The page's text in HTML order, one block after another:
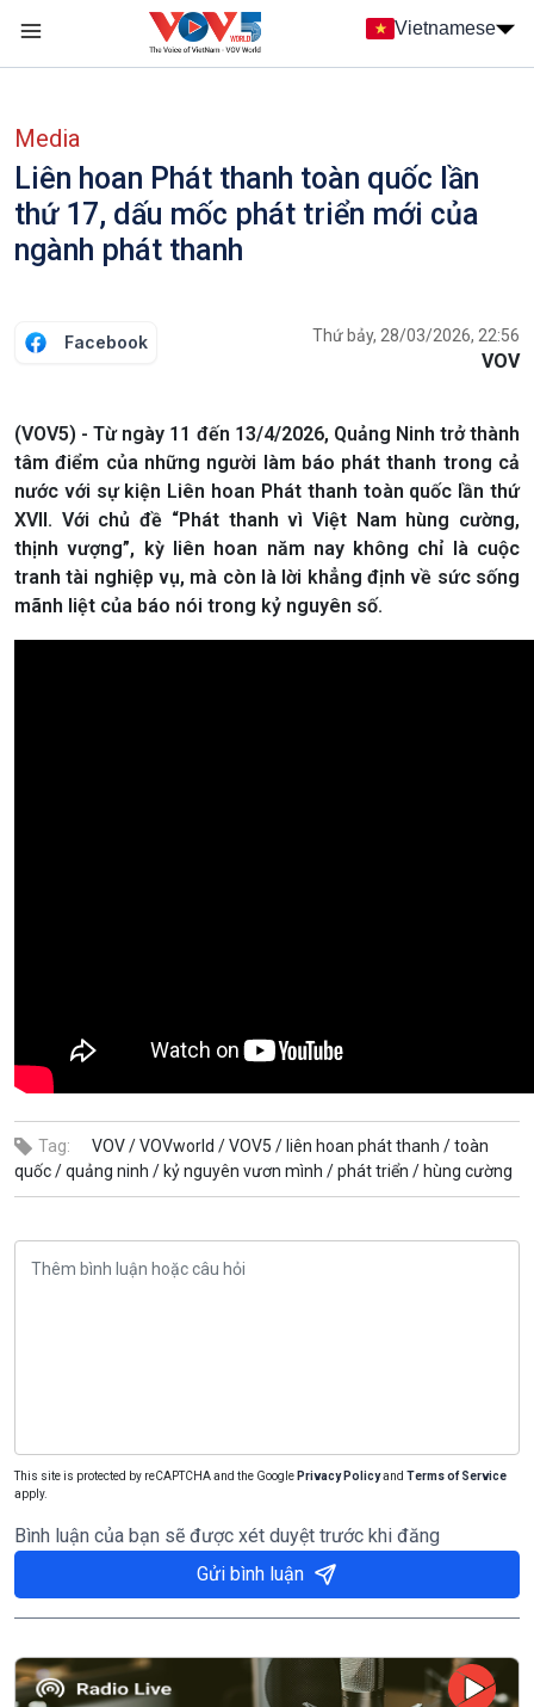
Nhảy đến nội dung
Vietnamese
Media
Liên hoan Phát thanh toàn quốc lần
thứ 17, dấu mốc phát triển mới của
ngành phát thanh
Facebook Thứ bảy, 28/03/2026, 22:56
VOV
(VOV5) - Từ ngày 11 đến 13/4/2026, Quảng Ninh trở thành
tâm điểm của những người làm báo phát thanh trong cả
nước với sự kiện Liên hoan Phát thanh toàn quốc lần thứ
XVII. Với chủ đề “Phát thanh vì Việt Nam hùng cường,
thịnh vượng”, kỳ liên hoan năm nay không chỉ là cuộc
tranh tài nghiệp vụ, mà còn là lời khẳng định về sức sống
mãnh liệt của báo nói trong kỷ nguyên số.
Tag: VOV /VOVworld /VOV5 / liên hoan phát thanh /toàn
quốc /quảng ninh / kỷ nguyên vươn mình /phát triển / hùng cường
This site is protected by reCAPTCHA and the Google Privacy Policyand Terms of Service
apply.
Bình luận của bạn sẽ được xét duyệt trước khi đăng
Gửi bình luận